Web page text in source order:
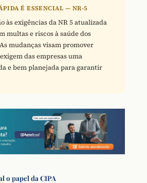
É ESSENCIAL — NR-5
às exigências da NR 5 atualizada
multas e riscos à saúde dos
mudanças visam promover
das empresas uma
e bem planejada para garantir
o papel da CIPA